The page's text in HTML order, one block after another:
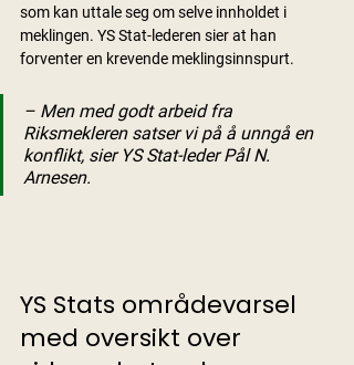
som kan uttale seg om selve innholdet i
meklingen. YS Stat-lederen sier at han
forventer en krevende meklingsinnspurt.
– Men med godt arbeid fra
Riksmekleren satser vi på å unngå en
konflikt, sier YS Stat-leder Pål N.
Arnesen.
YS Stats områdevarsel
med oversikt over